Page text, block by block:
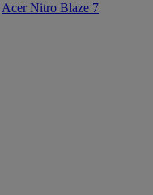
Acer Nitro Blaze 7